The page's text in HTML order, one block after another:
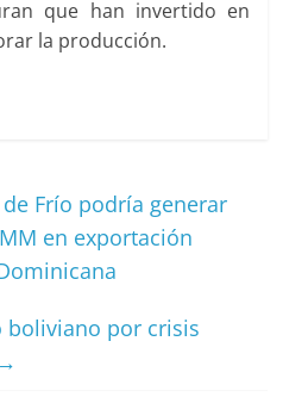
que han invertido en
la producción.
Frío podría generar
en exportación
boliviano por crisis
→